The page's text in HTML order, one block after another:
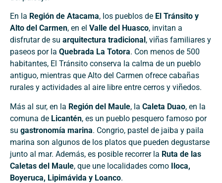
En la Región de Atacama, los pueblos de El Tránsito y
Alto del Carmen, en el Valle del Huasco, invitan a
disfrutar de su arquitectura tradicional , viñas familiares y
paseos por la Quebrada La Totora. Con menos de 500
habitantes, El Tránsito conserva la calma de un pueblo
antiguo, mientras que Alto del Carmen ofrece cabañas
rurales y actividades al aire libre entre cerros y viñedos.
Más al sur, en la Región del Maule, la Caleta Duao, en la
comuna de Licantén, es un pueblo pesquero famoso por
su gastronomía marina. Congrio, pastel de jaiba y paila
marina son algunos de los platos que pueden degustarse
junto al mar. Además, es posible recorrer la Ruta de las
Caletas del Maule, que une localidades como Iloca,
Boyeruca, Lipimávida y Loanco.